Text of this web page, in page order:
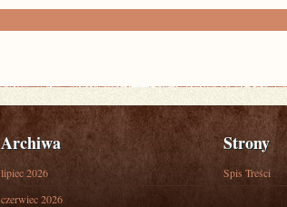
Archiwa
lipiec 2026
czerwiec 2026
Strony
Spis Treści